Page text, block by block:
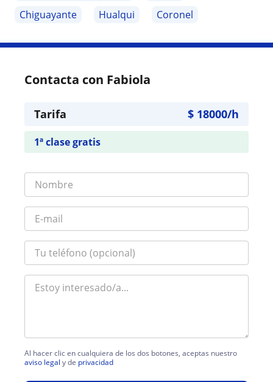
Chiguayante
Hualqui Coronel
Contacta con Fabiola
Tarifa $ 18000/h
1ª clase gratis
Al hacer clic en cualquiera de los dos botones, aceptas nuestro
aviso legal y de privacidad